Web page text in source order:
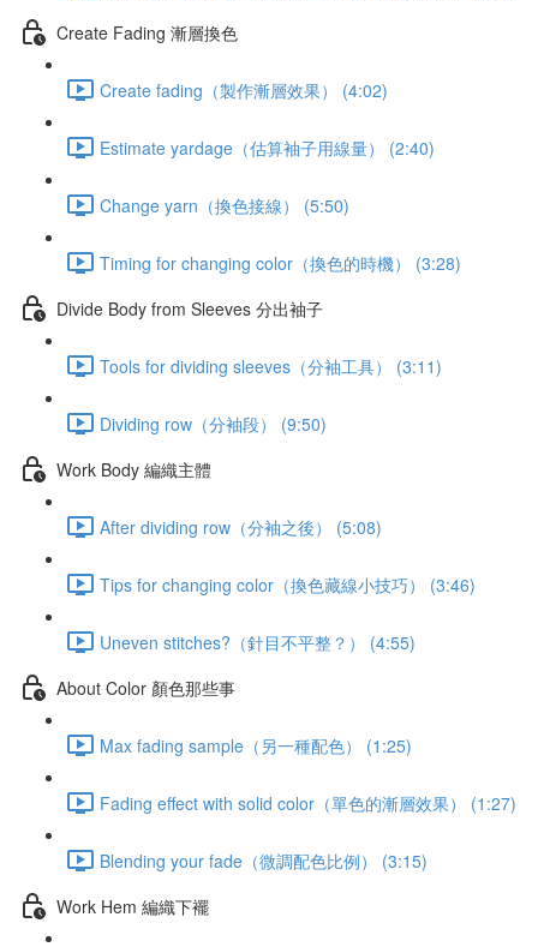
Create Fading 漸層換色
Create fading（製作漸層效果） (4:02)
Estimate yardage（估算袖子用線量） (2:40)
Change yarn（換色接線） (5:50)
Timing for changing color（換色的時機） (3:28)
Divide Body from Sleeves 分出袖子
Tools for dividing sleeves（分袖工具） (3:11)
Dividing row（分袖段） (9:50)
Work Body 編織主體
After dividing row（分袖之後） (5:08)
Tips for changing color（換色藏線小技巧） (3:46)
Uneven stitches?（針目不平整？） (4:55)
About Color 顏色那些事
Max fading sample（另一種配色） (1:25)
Fading effect with solid color（單色的漸層效果） (1:27)
Blending your fade（微調配色比例） (3:15)
Work Hem 編織下襬